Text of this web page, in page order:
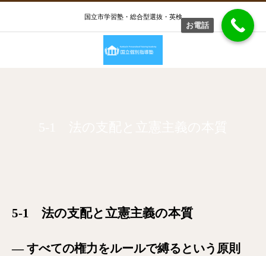
国立市学習塾・総合型選抜・英検
5-1 法の支配と立憲主義の本質
― すべての権力をルールで縛るという原則
お電話